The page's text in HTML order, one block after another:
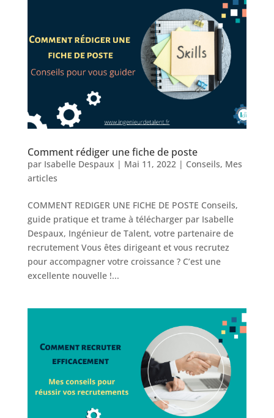
Comment rédiger une fiche de poste
par Isabelle Despaux | Mai 11, 2022| Conseils, Mes
articles
COMMENT REDIGER UNE FICHE DE POSTE Conseils,
guide pratique et trame à télécharger par Isabelle
Despaux, Ingénieur de Talent, votre partenaire de
recrutement Vous êtes dirigeant et vous recrutez
pour accompagner votre croissance ? C’est une
excellente nouvelle !...